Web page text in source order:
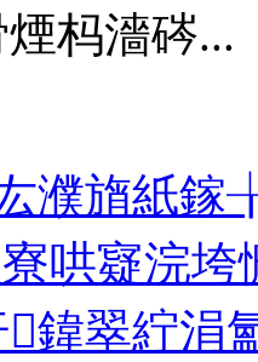
杩濇硶...
濮旓紙鎵
哄寲浣
鍏翠紵涓